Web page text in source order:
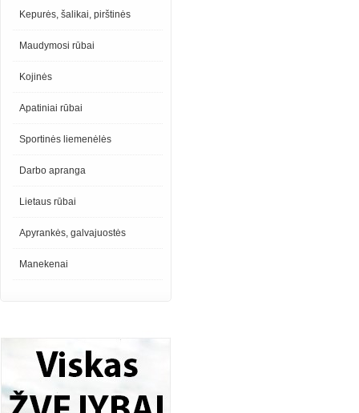
Kepurės, šalikai, pirštinės
Maudymosi rūbai
Kojinės
Apatiniai rūbai
Sportinės liemenėlės
Darbo apranga
Lietaus rūbai
Apyrankės, galvajuostės
Manekenai